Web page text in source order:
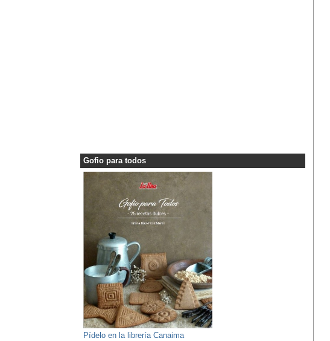
Gofio para todos
Pídelo en la librería Canaima